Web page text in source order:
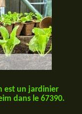
est un jardinier
dans le 67390.